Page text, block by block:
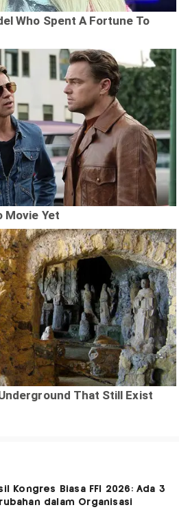
Kongres Biasa FFI 2026: Ada 3
dalam Organisasi